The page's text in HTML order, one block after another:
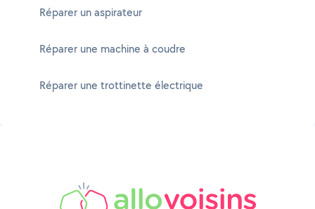
Réparer un aspirateur
Réparer une machine à coudre
Réparer une trottinette électrique